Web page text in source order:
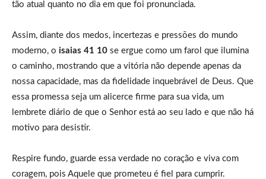
tão atual quanto no dia em que foi pronunciada.
Assim, diante dos medos, incertezas e pressões do mundo
moderno, o isaias 41 10 se ergue como um farol que ilumina
o caminho, mostrando que a vitória não depende apenas da
nossa capacidade, mas da fidelidade inquebrável de Deus. Que
essa promessa seja um alicerce firme para sua vida, um
lembrete diário de que o Senhor está ao seu lado e que não há
motivo para desistir.
Respire fundo, guarde essa verdade no coração e viva com
coragem, pois Aquele que prometeu é fiel para cumprir.